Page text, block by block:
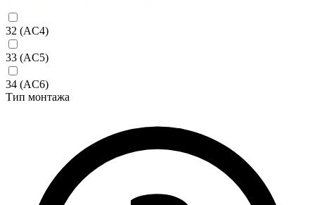
32 (AC4)
33 (AC5)
34 (AC6)
Тип монтажа